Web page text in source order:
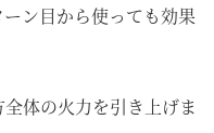
ン目から使っても効果
体の火力を引き上げま